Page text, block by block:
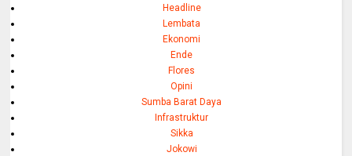
Headline
Lembata
Ekonomi
Ende
Flores
Opini
Sumba Barat Daya
Infrastruktur
Sikka
Jokowi